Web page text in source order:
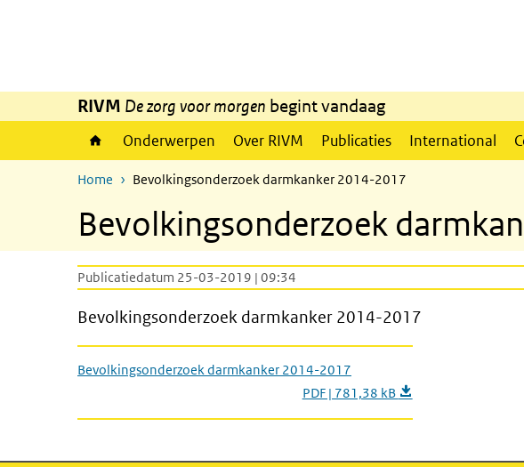
RIVM De zorg voor morgen begint vandaag
Onderwerpen Over RIVM Publicaties International
Home Bevolkingsonderzoek darmkanker 2014-2017
Bevolkingsonderzoek
Publicatiedatum 25-03-2019 | 09:34
Bevolkingsonderzoek darmkanker 2014-2017
Bevolkingsonderzoek darmkanker 2014-2017
PDF | 781,38 kB